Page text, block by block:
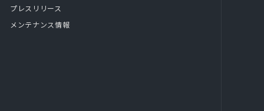
プレスリリース
メンテナンス情報